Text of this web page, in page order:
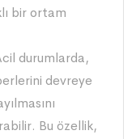
bir ortam
durumlarda,
devreye
Bu özellik,